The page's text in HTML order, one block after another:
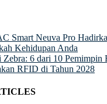
Smart Neuva Pro
Kehidupan Anda
Zebra: 6 dari 10 Pemimpin
RFID di Tahun 2028